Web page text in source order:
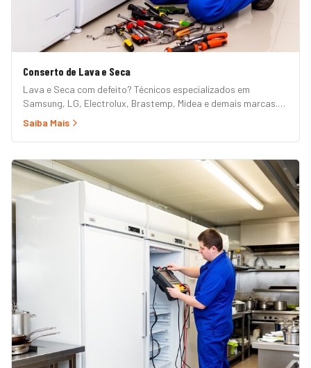
Conserto de Lava e Seca
Lava e Seca com defeito? Técnicos especializados em
Samsung, LG, Electrolux, Brastemp, Midea e demais marcas.
Erros de painel, não centrifuga, não seca, vazamento e mais.
Saiba Mais